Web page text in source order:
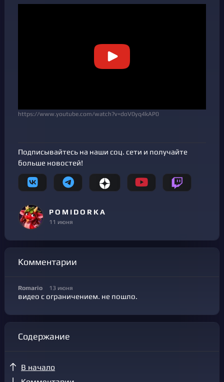
https://www.youtube.com/watch?v=doV0yq4kAP0
Подписывайтесь на наши соц. сети и получайте
больше новостей!
P O M I D O R K A
11 июня
Комментарии
Romario 13 июня
видео с ограничением. не пошло.
Содержание
В начало